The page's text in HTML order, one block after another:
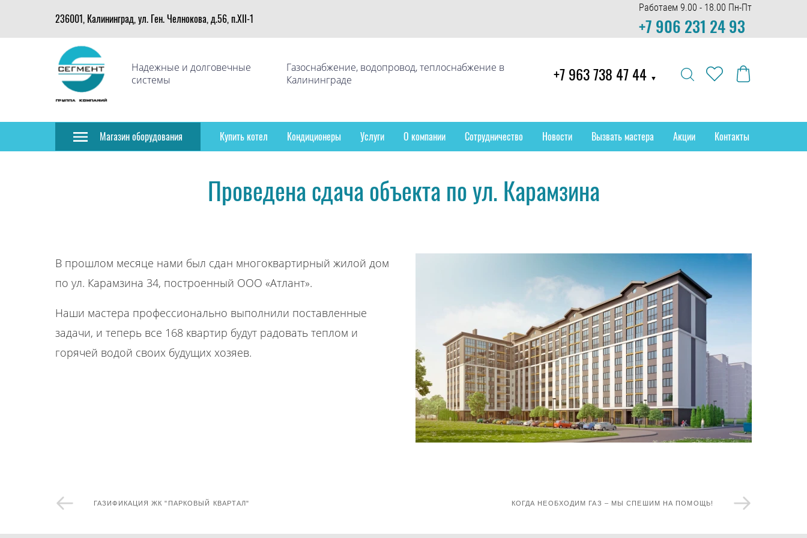
236001, Калининград, ул. Ген. Челнокова, д.56, п.XII-1
Работаем 9.00 - 18.00 Пн-Пт
+7 906 231 24 93
Надежные и долговечные
системы
Газоснабжение, водопровод, теплоснабжение в
Калининграде
+7 963 738 47 44 ▼
Магазин оборудования Купить котел Кондиционеры Услуги О компании Сотрудничество Новости Вызвать мастера Акции Контакты
Проведена сдача объекта по ул. Карамзина
В прошлом месяце нами был сдан многоквартирный жилой дом
по ул. Карамзина 34, построенный ООО «Атлант».
Наши мастера профессионально выполнили поставленные
задачи, и теперь все 168 квартир будут радовать теплом и
горячей водой своих будущих хозяев.
ГАЗИФИКАЦИЯ ЖК "ПАРКОВЫЙ КВАРТАЛ" КОГДА НЕОБХОДИМ ГАЗ – МЫ СПЕШИМ НА ПОМОЩЬ!